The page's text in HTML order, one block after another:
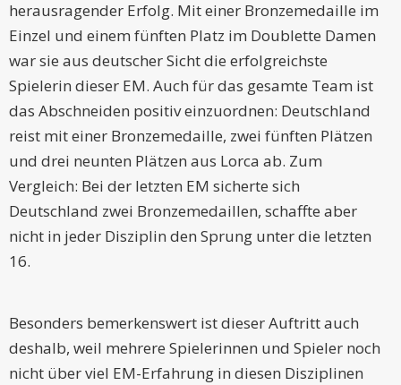
herausragender Erfolg. Mit einer Bronzemedaille im
Einzel und einem fünften Platz im Doublette Damen
war sie aus deutscher Sicht die erfolgreichste
Spielerin dieser EM. Auch für das gesamte Team ist
das Abschneiden positiv einzuordnen: Deutschland
reist mit einer Bronzemedaille, zwei fünften Plätzen
und drei neunten Plätzen aus Lorca ab. Zum
Vergleich: Bei der letzten EM sicherte sich
Deutschland zwei Bronzemedaillen, schaffte aber
nicht in jeder Disziplin den Sprung unter die letzten
16.
Besonders bemerkenswert ist dieser Auftritt auch
deshalb, weil mehrere Spielerinnen und Spieler noch
nicht über viel EM-Erfahrung in diesen Disziplinen